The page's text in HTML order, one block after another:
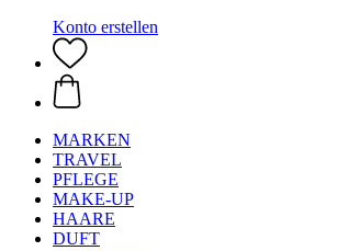
Konto erstellen
MARKEN
TRAVEL
PFLEGE
MAKE-UP
HAARE
DUFT